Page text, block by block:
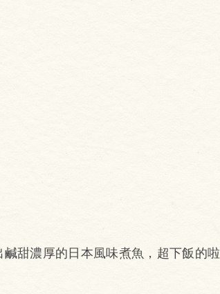
甜濃厚的日本風味煮魚，超下飯的啦